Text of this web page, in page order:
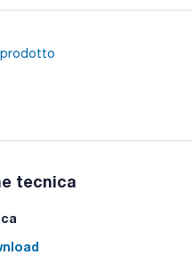
prodotto
tecnica